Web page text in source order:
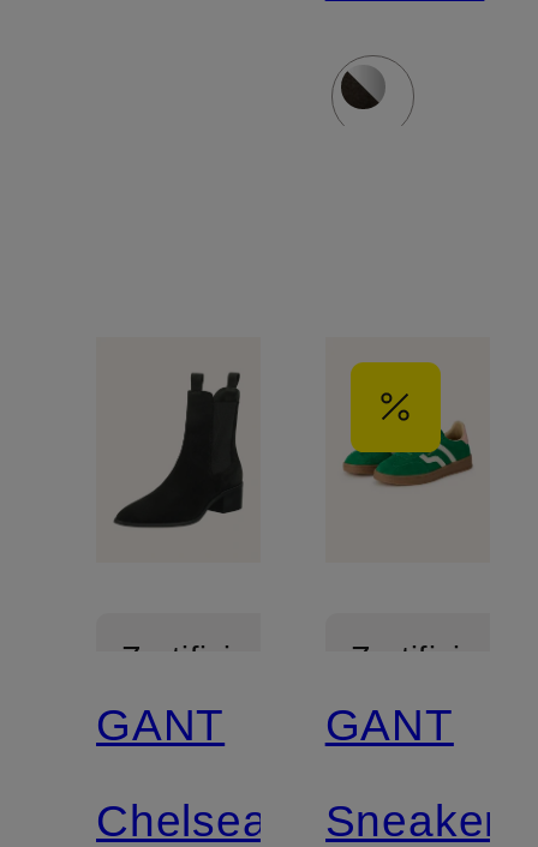
Zertifiziert
GANT
Chelsea-
Zertifiziert
GANT
Sneaker